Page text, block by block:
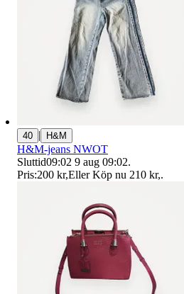
40 | H&M
H&M-jeans NWOT
Sluttid09:02 9 aug 09:02.
Pris:200 kr,Eller Köp nu 210 kr,.